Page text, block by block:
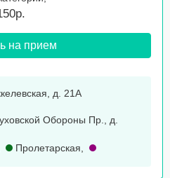
на прием
д. 21А
Обороны Пр., д.
Пролетарская,